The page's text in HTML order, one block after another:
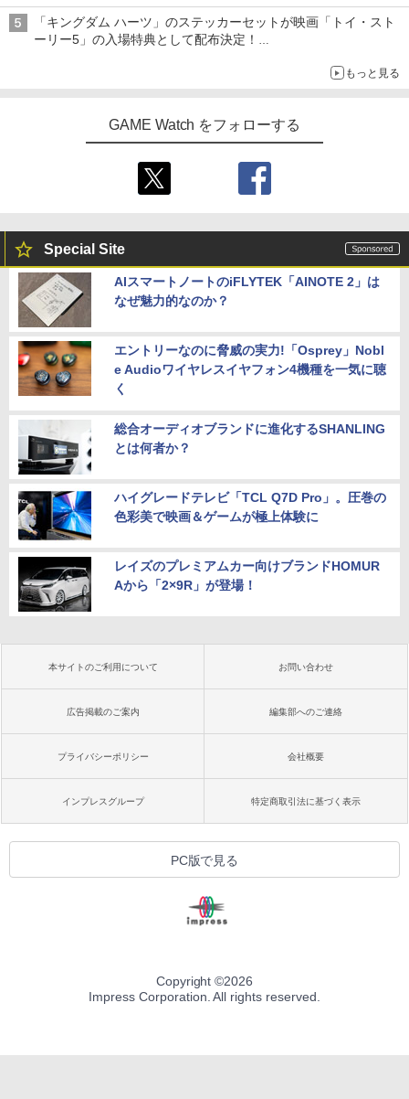
「特製ガーリックマヨソース」を使用した超大型チーズバーガー
「キングダム ハーツ」のステッカーセットが映画「トイ・スト
ーリー5」の入場特典として配布決定！
もっと見る
GAME Watch をフォローする
Special Site
AIスマートノートのiFLYTEK「AINOTE 2」は
なぜ魅力的なのか？
エントリーなのに脅威の実力!「Osprey」Nobl
e Audioワイヤレスイヤフォン4機種を一気に聴
く
総合オーディオブランドに進化するSHANLING
とは何者か？
ハイグレードテレビ「TCL Q7D Pro」。圧巻の
色彩美で映画＆ゲームが極上体験に
レイズのプレミアムカー向けブランドHOMUR
Aから「2×9R」が登場！
本サイトのご利用について お問い合わせ
広告掲載のご案内 編集部へのご連絡
プライバシーポリシー 会社概要
インプレスグループ 特定商取引法に基づく表示
PC版で見る
Copyright ©2026
Impress Corporation. All rights reserved.